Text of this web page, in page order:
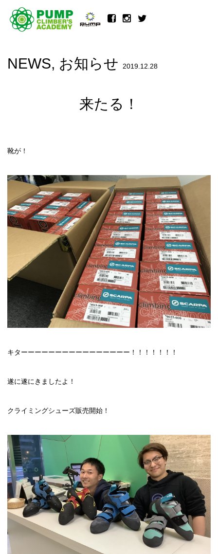
NEWS, お知らせ 2019.12.28
来たる！
靴が！
キターーーーーーーーーーーーーーーー！！！！！！！
遂に遂にきましたよ！
クライミングシューズ販売開始！